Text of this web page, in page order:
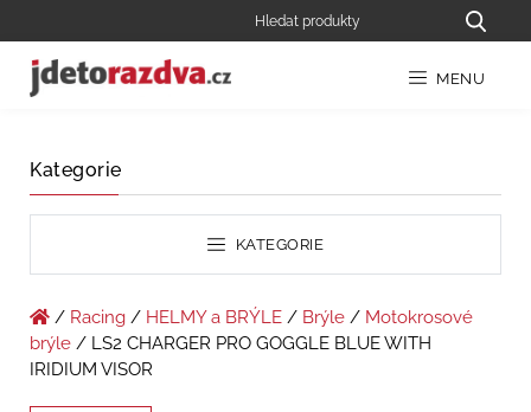
MENU
Kategorie
KATEGORIE
/ Racing / HELMY a BRÝLE / Brýle / Motokrosové
brýle / LS2 CHARGER PRO GOGGLE BLUE WITH
IRIDIUM VISOR